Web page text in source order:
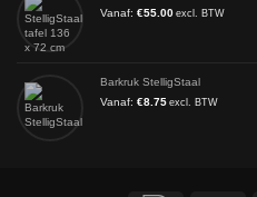
Vanaf: €55.00 excl. BTW
Barkruk StelligStaal
Vanaf: €8.75 excl. BTW